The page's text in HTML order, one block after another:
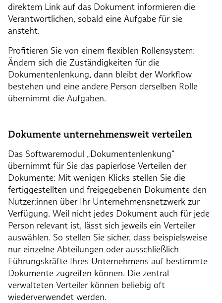
direktem Link auf das Dokument informieren die
Verantwortlichen, sobald eine Aufgabe für sie
ansteht.
Profitieren Sie von einem flexiblen Rollensystem:
Ändern sich die Zuständigkeiten für die
Dokumentenlenkung, dann bleibt der Workflow
bestehen und eine andere Person derselben Rolle
übernimmt die Aufgaben.
Dokumente unternehmensweit verteilen
Das Softwaremodul „Dokumentenlenkung“
übernimmt für Sie das papierlose Verteilen der
Dokumente: Mit wenigen Klicks stellen Sie die
fertiggestellten und freigegebenen Dokumente den
Nutzer:innen über Ihr Unternehmensnetzwerk zur
Verfügung. Weil nicht jedes Dokument auch für jede
Person relevant ist, lässt sich jeweils ein Verteiler
auswählen. So stellen Sie sicher, dass beispielsweise
nur einzelne Abteilungen oder ausschließlich
Führungskräfte Ihres Unternehmens auf bestimmte
Dokumente zugreifen können. Die zentral
verwalteten Verteiler können beliebig oft
wiederverwendet werden.